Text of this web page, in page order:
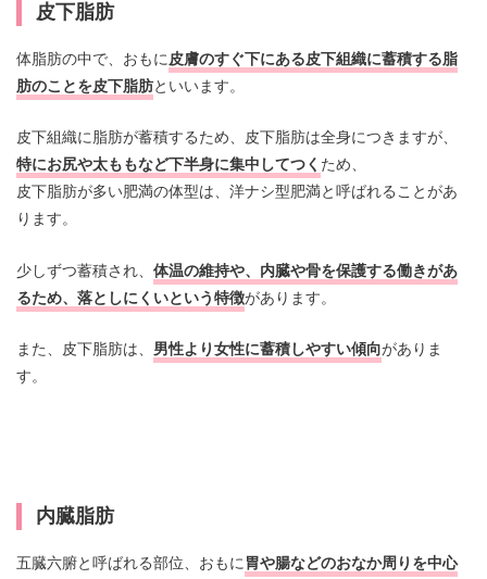
皮下脂肪
体脂肪の中で、おもに 皮膚のすぐ下にある皮下組織に蓄積する脂
肪のことを皮下脂肪といいます。
皮下組織に脂肪が蓄積するため、皮下脂肪は全身につきますが、
特にお尻や太ももなど下半身に集中してつく ため、
皮下脂肪が多い肥満の体型は、洋ナシ型肥満と呼ばれることがあ
ります。
少しずつ蓄積され、 体温の維持や、内臓や骨を保護する働きがあ
るため、落としにくいという特徴があります。
また、皮下脂肪は、 男性より女性に蓄積しやすい傾向がありま
す。
内臓脂肪
五臓六腑と呼ばれる部位、おもに 胃や腸などのおなか周りを中心